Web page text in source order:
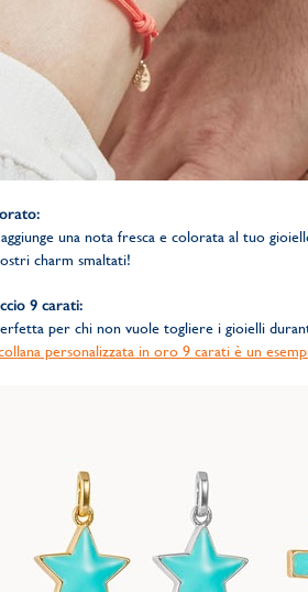
una nota fresca e colorata al tuo
charm smaltati!
9 carati:
per chi non vuole togliere i gioielli
personalizzata in oro 9 carati è un